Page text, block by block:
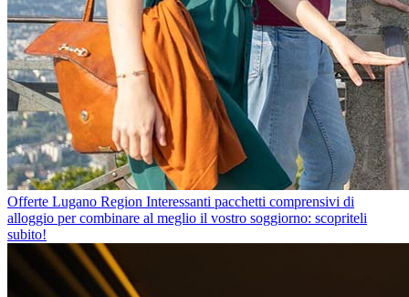
Offerte Lugano Region Interessanti pacchetti comprensivi di
alloggio per combinare al meglio il vostro soggiorno: scopriteli
subito!